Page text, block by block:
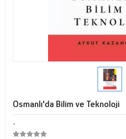
Osmanlı'da Bilim ve Teknoloji
-